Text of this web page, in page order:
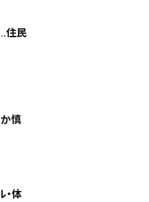
住民
慎
体